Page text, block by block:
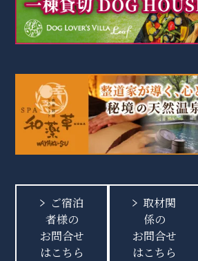
ご宿泊
者様の
お問合せ
はこちら
取材関
係の
お問合せ
はこちら